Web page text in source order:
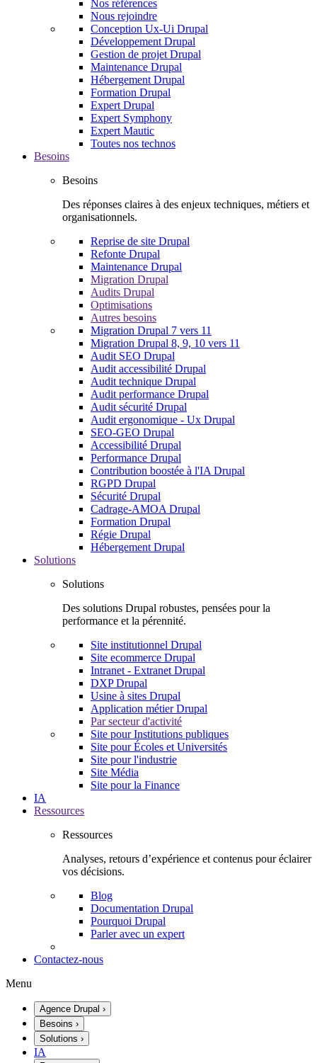
Nos références
Nous rejoindre
Conception Ux-Ui Drupal
Développement Drupal
Gestion de projet Drupal
Maintenance Drupal
Hébergement Drupal
Formation Drupal
Expert Drupal
Expert Symphony
Expert Mautic
Toutes nos technos
Besoins
Besoins
Des réponses claires à des enjeux techniques, métiers et
organisationnels.
Reprise de site Drupal
Refonte Drupal
Maintenance Drupal
Migration Drupal
Audits Drupal
Optimisations
Autres besoins
Migration Drupal 7 vers 11
Migration Drupal 8, 9, 10 vers 11
Audit SEO Drupal
Audit accessibilité Drupal
Audit technique Drupal
Audit performance Drupal
Audit sécurité Drupal
Audit ergonomique - Ux Drupal
SEO-GEO Drupal
Accessibilité Drupal
Performance Drupal
Contribution boostée à l'IA Drupal
RGPD Drupal
Sécurité Drupal
Cadrage-AMOA Drupal
Formation Drupal
Régie Drupal
Hébergement Drupal
Solutions
Solutions
Des solutions Drupal robustes, pensées pour la
performance et la pérennité.
Site institutionnel Drupal
Site ecommerce Drupal
Intranet - Extranet Drupal
DXP Drupal
Usine à sites Drupal
Application métier Drupal
Par secteur d'activité
Site pour Institutions publiques
Site pour Écoles et Universités
Site pour l'industrie
Site Média
Site pour la Finance
IA
Ressources
Ressources
Analyses, retours d’expérience et contenus pour éclairer
vos décisions.
Blog
Documentation Drupal
Pourquoi Drupal
Parler avec un expert
Contactez-nous
Menu
Agence Drupal ›
Besoins ›
Solutions ›
IA